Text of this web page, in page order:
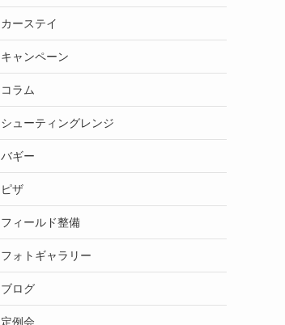
カーステイ
キャンペーン
コラム
シューティングレンジ
バギー
ピザ
フィールド整備
フォトギャラリー
ブログ
定例会